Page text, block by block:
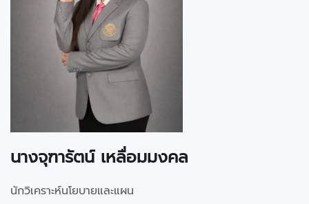
นางจุฑารัตน์ เหลื่อมมงคล
นักวิเคราะห์นโยบายและแผน